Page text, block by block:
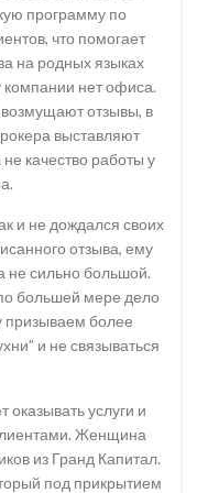
программу по
что помогает
на родных языках
компании нет офиса.
отзывы, в
выставляют
качество работы у
и не дождался своих
отзыва, ему
не сильно большой.
большей мере дело
призываем более
и не связываться
услуги и
Женщина
из Гранд Капитал.
под прикрытием